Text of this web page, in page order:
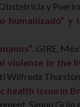
y
y
. GIRE,
in the
Wilfreda
health issue
Simon Grilo